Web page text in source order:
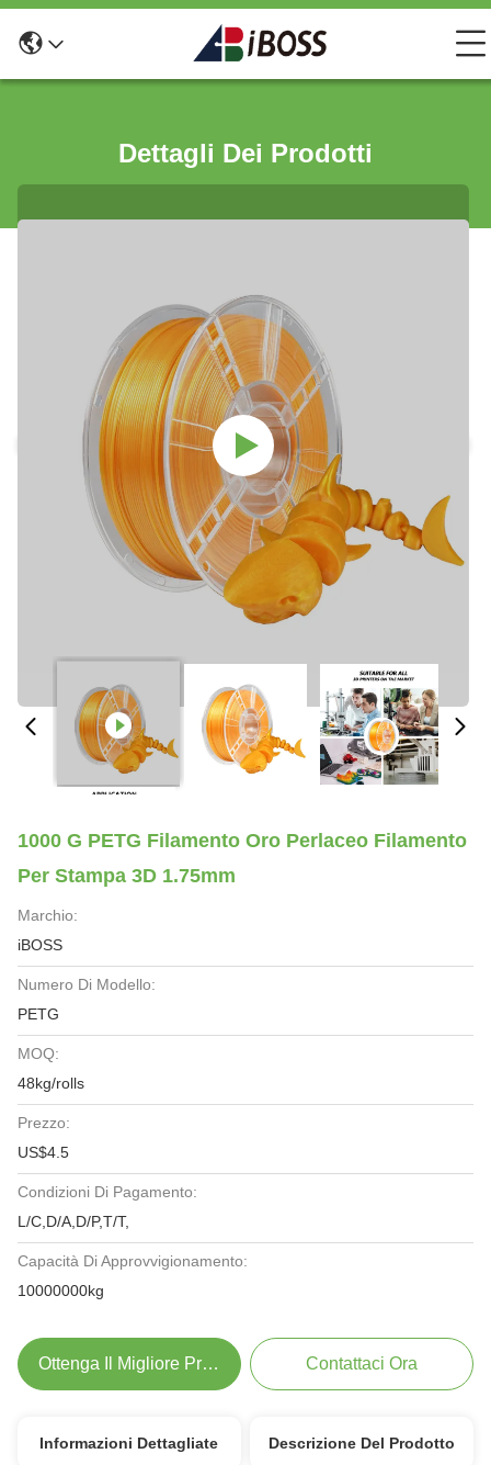
Dettagli Dei Prodotti
1000 G PETG Filamento Oro Perlaceo Filamento
Per Stampa 3D 1.75mm
Marchio:
iBOSS
Numero Di Modello:
PETG
MOQ:
48kg/rolls
Prezzo:
US$4.5
Condizioni Di Pagamento:
L/C,D/A,D/P,T/T,
Capacità Di Approvvigionamento:
10000000kg
Ottenga Il Migliore Prezzo Contattaci Ora
Informazioni Dettagliate Descrizione Del Prodotto